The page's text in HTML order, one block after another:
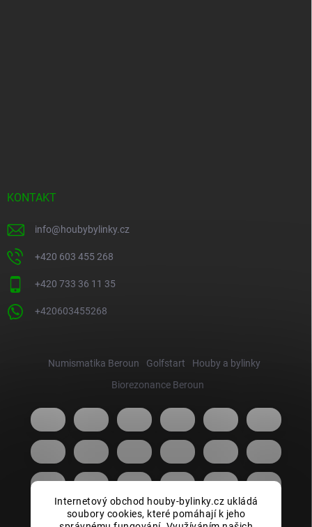
Internetový obchod houby-bylinky.cz ukládá
soubory cookies, které pomáhají k jeho
KONTAKT
info@houbybylinky.cz
+420 603 455 268
+420 733 36 11 35
+420603455268
Numismatika Beroun Golfstart
Houby a bylinky
Biorezonance Beroun